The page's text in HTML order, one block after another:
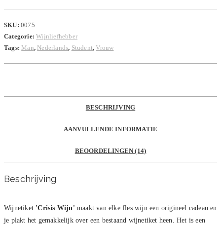
SKU: 0075
Categorie:Wijnliefhebber
Tags: Man, Nederlands, Student,Vrouw
BESCHRIJVING
AANVULLENDE INFORMATIE
BEOORDELINGEN (14)
Beschrijving
Wijnetiket 'Crisis Wijn' maakt van elke fles wijn een origineel cadeau en
je plakt het gemakkelijk over een bestaand wijnetiket heen. Het is een